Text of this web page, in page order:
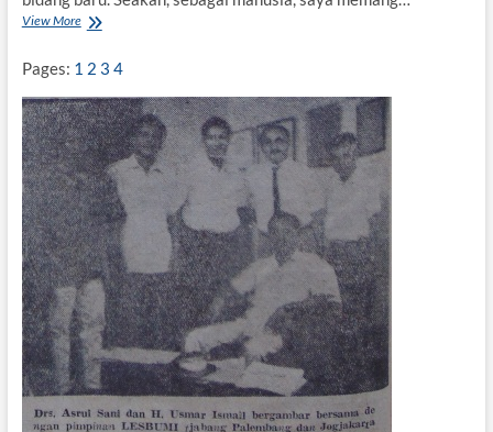
View MoreY
g
M
e
n
g
u
s
i
k
T
a
k
d
i
r
*
Pages: 1 2 3 4